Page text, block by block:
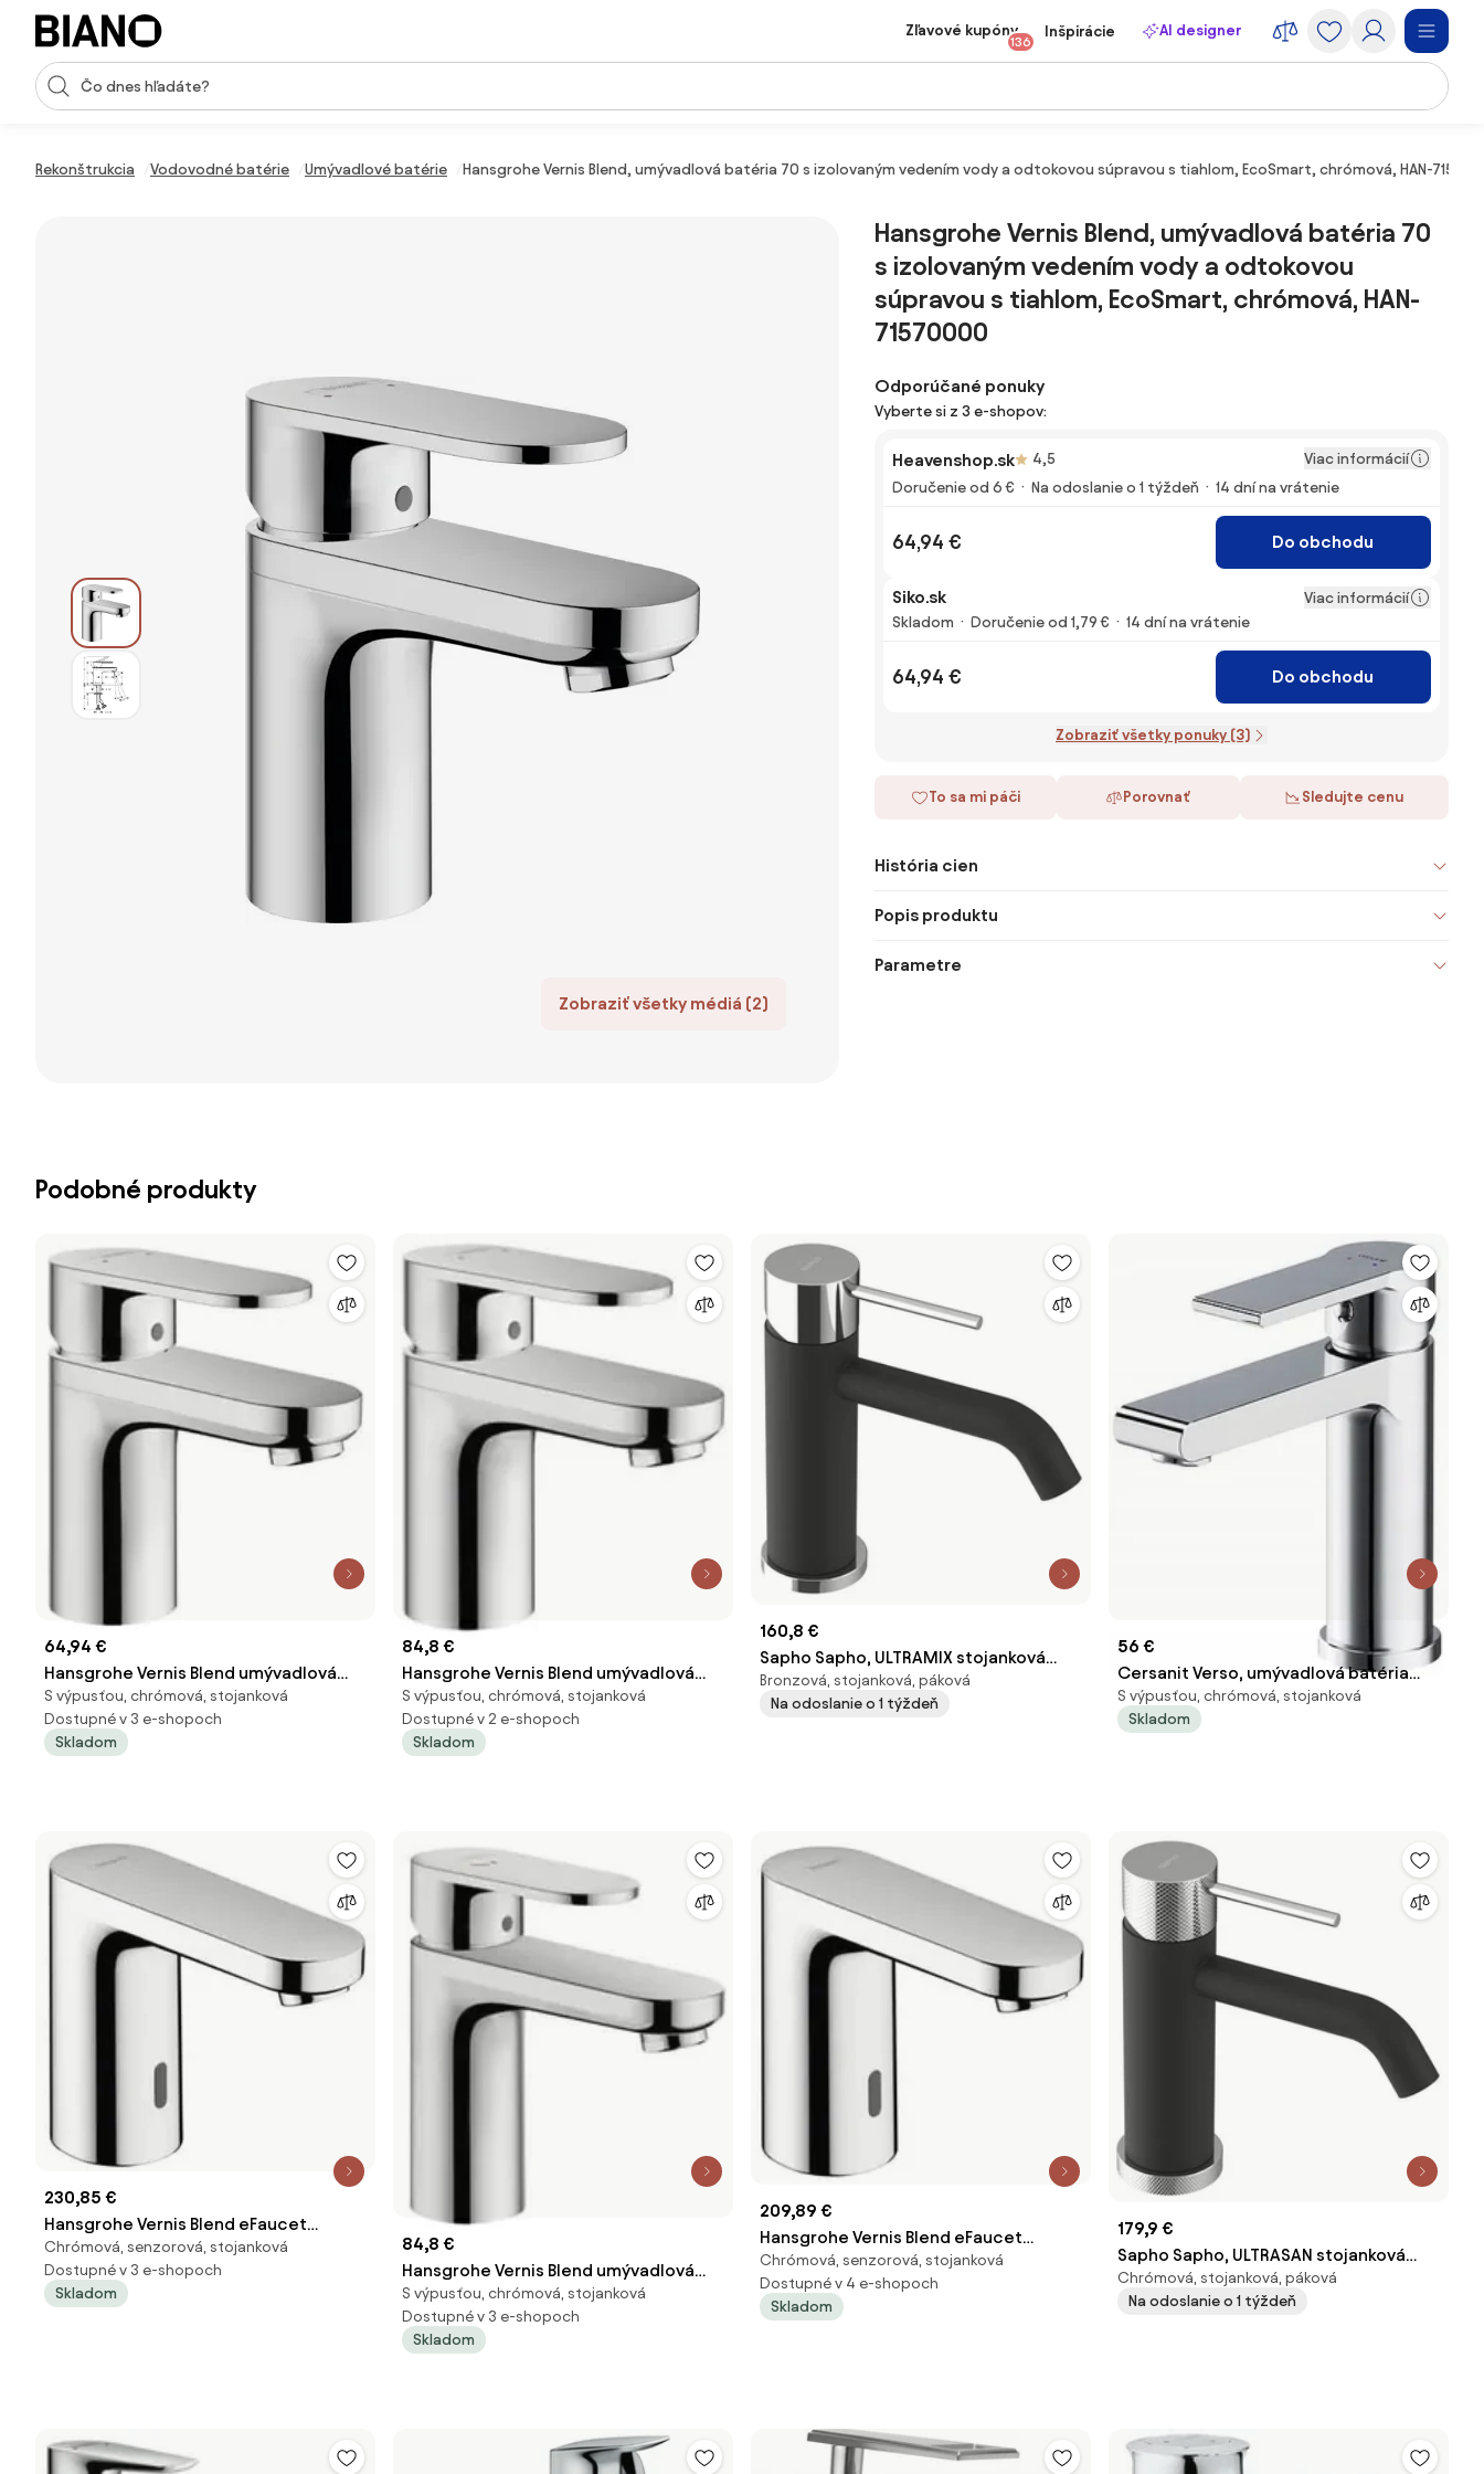
Preskočiť navigáciu, prejsť na obsah
Vstup pre vyhľadávanie
Zľavové kupóny
136
Inšpirácie AI designer
Rekonštrukcia Vodovodné batérie Umývadlové batérie Hansgrohe Vernis Blend, umývadlová batéria 70 s izolovaným vedením vody a odtokovou súpravou s tiahlom, EcoSmart, chrómová, HAN-
Zobraziť všetky médiá (2)
Hansgrohe Vernis Blend, umývadlová batéria 70
s izolovaným vedením vody a odtokovou
súpravou s tiahlom, EcoSmart, chrómová, HAN-
71570000
Odporúčané ponuky
Vyberte si z 3 e-shopov:
Heavenshop.sk 4,5
Viac informácií
Doručenie od 6 €
Na odoslanie o 1 týždeň 14 dní na vrátenie
64,94 € Do obchodu
Siko.sk
Viac informácií
Skladom
Doručenie od 1,79 € 14 dní na vrátenie
64,94 € Do obchodu
Zobraziť všetky ponuky (3)
To sa mi páči Porovnať Sledujte cenu
História cien
Popis produktu
Parametre
Podobné produkty
64,94 €
Hansgrohe Vernis Blend umývadlová
batéria s výpusťou chróm 71570000
S výpusťou, chrómová, stojanková
Dostupné v 3 e-shopoch
Skladom
84,8 €
Hansgrohe Vernis Blend umývadlová
batéria s výpusťou chróm 71571000
S výpusťou, chrómová, stojanková
Dostupné v 2 e-shopoch
Skladom
160,8 €
Sapho Sapho, ULTRAMIX stojanková
umývadlová batéria, čierna
matná/chróm, UT002BC
Bronzová, stojanková, páková
Na odoslanie o 1 týždeň
56 €
Cersanit Verso, umývadlová batéria
vrátane plastovej zátky umývadla,
chrómová, S951-404
S výpusťou, chrómová, stojanková
Skladom
230,85 €
Hansgrohe Vernis Blend eFaucet
umývadlová batéria chróm 71501000
Chrómová, senzorová, stojanková
Dostupné v 3 e-shopoch
Skladom
84,8 €
Hansgrohe Vernis Blend umývadlová
batéria s výpusťou chróm 71585000
S výpusťou, chrómová, stojanková
Dostupné v 3 e-shopoch
Skladom
209,89 €
Hansgrohe Vernis Blend eFaucet
umývadlová batéria chróm 71502000
Chrómová, senzorová, stojanková
Dostupné v 4 e-shopoch
Skladom
179,9 €
Sapho Sapho, ULTRASAN stojanková
umývadlová batéria bez výpuste,
čierna matná/chróm, UT002VBC
Chrómová, stojanková, páková
Na odoslanie o 1 týždeň